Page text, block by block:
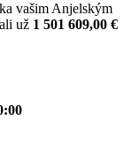
vašim Anjelským
už 1 501 609,00 €